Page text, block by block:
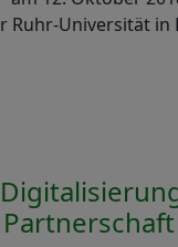
Ruhr-Universität